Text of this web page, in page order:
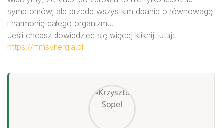
symptomów, ale przede wszystkim dbanie o równowagę
i harmonię całego organizmu.
Jeśli chcesz dowiedzieć się więcej kliknij tutaj:
https://rfmsynergia.pl